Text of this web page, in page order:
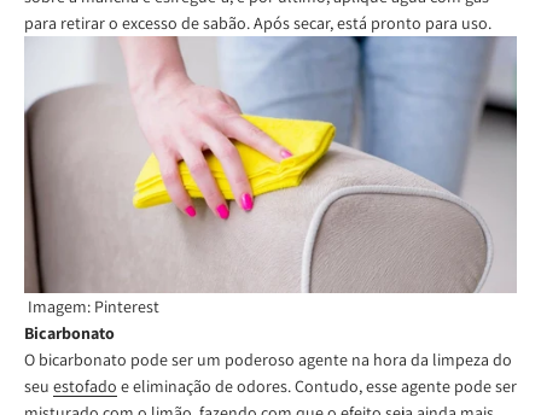
para retirar o excesso de sabão. Após secar, está pronto para uso.
Imagem: Pinterest
Bicarbonato
O bicarbonato pode ser um poderoso agente na hora da limpeza do
seu estofado e eliminação de odores. Contudo, esse agente pode ser